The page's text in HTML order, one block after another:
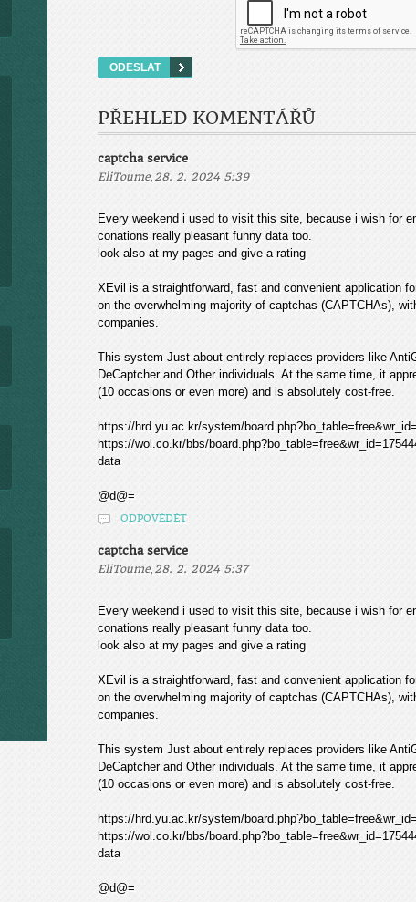
PŘEHLED KOMENTÁŘŮ
captcha service
EliToume, 28. 2. 2024 5:39
Every weekend i used to visit this site, because i wish for
conations really pleasant funny data too.
look also at my pages and give a rating
XEvil is a straightforward, fast and convenient application
on the overwhelming majority of captchas (CAPTCHAs),
companies.
This system Just about entirely replaces providers like
DeCaptcher and Other individuals. At the same time, it
(10 occasions or even more) and is absolutely cost-free.
https://hrd.yu.ac.kr/system/
https://wol.co.kr/bbs/
data
@d@=
ODPOVĚDĚT
captcha service
EliToume, 28. 2. 2024 5:37
Every weekend i used to visit this site, because i wish for
conations really pleasant funny data too.
look also at my pages and give a rating
XEvil is a straightforward, fast and convenient application
on the overwhelming majority of captchas (CAPTCHAs),
companies.
This system Just about entirely replaces providers like
DeCaptcher and Other individuals. At the same time, it
(10 occasions or even more) and is absolutely cost-free.
https://hrd.yu.ac.kr/system/
https://wol.co.kr/bbs/
data
@d@=